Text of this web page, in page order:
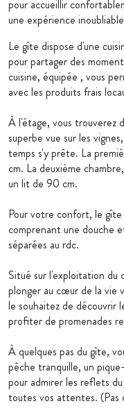
pour accueillir
une expérience
Le gîte dispose d'une
pour partager des
cuisine, équipée , vous
avec les produits frais
À l'étage, vous trouverez
superbe vue sur les
temps s'y prête. La
cm. La deuxième
un lit de 90 cm.
Pour votre confort, le gîte
comprenant une douche
séparées au rdc.
Situé sur l'exploitation du
plonger au cœur de la vie
le souhaitez de découvrir
profiter de promenades
À quelques pas du gîte,
pêche tranquille, un
pour admirer les reflets
toutes vos attentes. (Pas